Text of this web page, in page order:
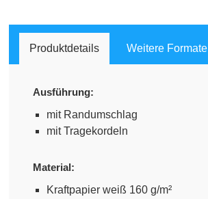
Produktdetails Weitere Formate
Ausführung:
mit Randumschlag
mit Tragekordeln
Material:
Kraftpapier weiß 160 g/m²